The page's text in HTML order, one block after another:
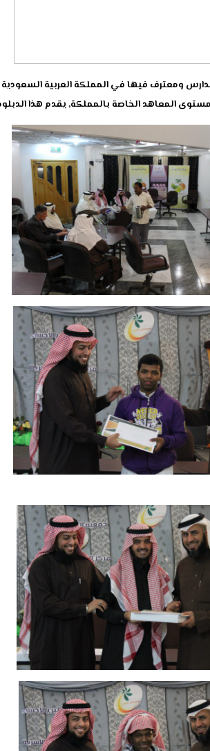
ومعترف فيها في المملكة العربية
المعاهد الخاصة بالمملكة, يقدم هذا